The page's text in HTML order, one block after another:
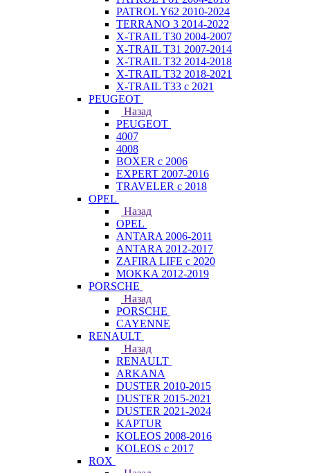
PATROL Y62 2010-2024
TERRANO 3 2014-2022
X-TRAIL T30 2004-2007
X-TRAIL T31 2007-2014
X-TRAIL T32 2014-2018
X-TRAIL T32 2018-2021
X-TRAIL T33 с 2021
PEUGEOT
Назад
PEUGEOT
4007
4008
BOXER с 2006
EXPERT 2007-2016
TRAVELER с 2018
OPEL
Назад
OPEL
ANTARA 2006-2011
ANTARA 2012-2017
ZAFIRA LIFE с 2020
MOKKA 2012-2019
PORSCHE
Назад
PORSCHE
CAYENNE
RENAULT
Назад
RENAULT
ARKANA
DUSTER 2010-2015
DUSTER 2015-2021
DUSTER 2021-2024
KAPTUR
KOLEOS 2008-2016
KOLEOS с 2017
ROX